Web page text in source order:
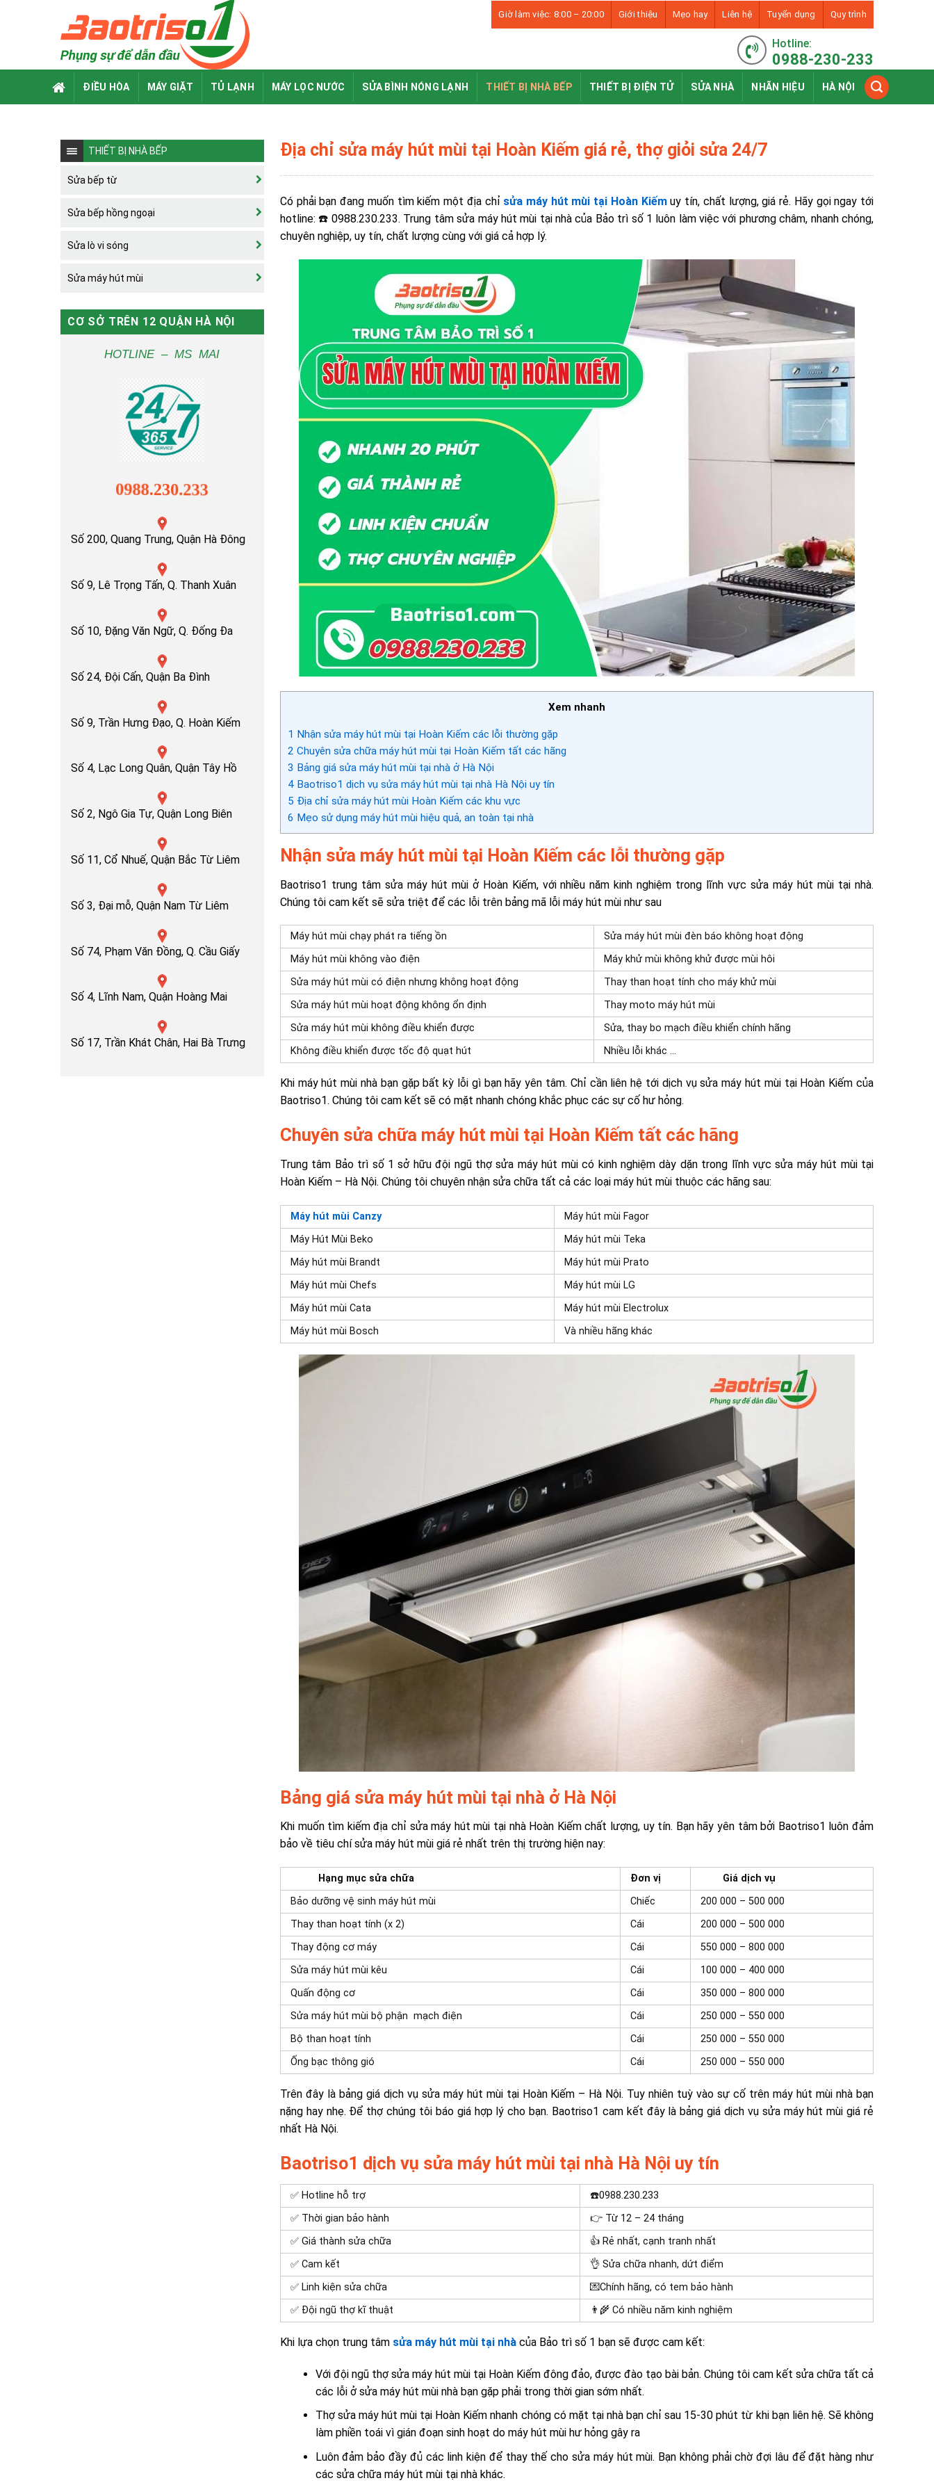
Giờ làm việc: 8:00 – 20:00 Giới thiệu Mẹo hay Liên hệ Tuyển dụng Quy trình
Hotline:
0988-230-233
ĐIỀU HÒA MÁY GIẶT TỦ LẠNH MÁY LỌC NƯỚC SỬA BÌNH NÓNG LẠNH THIẾT BỊ NHÀ BẾP THIẾT BỊ ĐIỆN TỬ SỬA NHÀ NHÃN HIỆU HÀ NỘI
THIẾT BỊ NHÀ BẾP
Sửa bếp từ
Sửa bếp hồng ngoại
Sửa lò vi sóng
Sửa máy hút mùi
CƠ SỞ TRÊN 12 QUẬN HÀ NỘI
HOTLINE – MS MAI
0988.230.233
Số 200, Quang Trung, Quận Hà Đông
Số 9, Lê Trọng Tấn, Q. Thanh Xuân
Số 10, Đặng Văn Ngữ, Q. Đống Đa
Số 24, Đội Cấn, Quận Ba Đình
Số 9, Trần Hưng Đạo, Q. Hoàn Kiếm
Số 4, Lạc Long Quân, Quận Tây Hồ
Số 2, Ngô Gia Tự, Quận Long Biên
Số 11, Cổ Nhuế, Quận Bắc Từ Liêm
Số 3, Đại mỗ, Quận Nam Từ Liêm
Số 74, Phạm Văn Đồng, Q. Cầu Giấy
Số 4, Lĩnh Nam, Quận Hoàng Mai
Số 17, Trần Khát Chân, Hai Bà Trưng
Địa chỉ sửa máy hút mùi tại Hoàn Kiếm giá rẻ, thợ giỏi sửa 24/7
Có phải bạn đang muốn tìm kiếm một địa chỉ sửa máy hút mùi tại Hoàn Kiếmuy tín, chất lượng, giá rẻ. Hãy gọi ngay tới
hotline: ☎️ 0988.230.233. Trung tâm sửa máy hút mùi tại nhà của Bảo trì số 1 luôn làm việc với phương châm, nhanh chóng,
chuyên nghiệp, uy tín, chất lượng cùng với giá cả hợp lý.
Xem nhanh
1 Nhận sửa máy hút mùi tại Hoàn Kiếm các lỗi thường gặp
2 Chuyên sửa chữa máy hút mùi tại Hoàn Kiếm tất các hãng
3 Bảng giá sửa máy hút mùi tại nhà ở Hà Nội
4Baotriso1 dịch vụ sửa máy hút mùi tại nhà Hà Nội uy tín
5 Địa chỉ sửa máy hút mùi Hoàn Kiếm các khu vực
6 Mẹo sử dụng máy hút mùi hiệu quả, an toàn tại nhà
Nhận sửa máy hút mùi tại Hoàn Kiếm các lỗi thường gặp
Baotriso1 trung tâm sửa máy hút mùi ở Hoàn Kiếm, với nhiều năm kinh nghiệm trong lĩnh vực sửa máy hút mùi tại nhà.
Chúng tôi cam kết sẽ sửa triệt để các lỗi trên bảng mã lỗi máy hút mùi như sau
Máy hút mùi chạy phát ra tiếng ồn
Sửa máy hút mùi đèn báo không hoạt động
Máy hút mùi không vào điện
Máy khử mùi không khử được mùi hôi
Sửa máy hút mùi có điện nhưng không hoạt động
Thay than hoạt tính cho máy khử mùi
Sửa máy hút mùi hoạt động không ổn định
Thay moto máy hút mùi
Sửa máy hút mùi không điều khiển được
Sửa, thay bo mạch điều khiển chính hãng
Không điều khiển được tốc độ quạt hút
Nhiều lỗi khác …
Khi máy hút mùi nhà bạn gặp bất kỳ lỗi gì bạn hãy yên tâm. Chỉ cần liên hệ tới dịch vụ sửa máy hút mùi tại Hoàn Kiếm của
Baotriso1. Chúng tôi cam kết sẽ có mặt nhanh chóng khắc phục các sự cố hư hỏng.
Chuyên sửa chữa máy hút mùi tại Hoàn Kiếm tất các hãng
Trung tâm Bảo trì số 1 sở hữu đội ngũ thợsửa máy hút mùicó kinh nghiệm dày dặn trong lĩnh vực sửa máy hút mùi tại
Hoàn Kiếm– Hà Nội. Chúng tôi chuyên nhận sửa chữa tất cả các loạimáy hút mùi thuộc các hãng sau:
Máy hút mùi Canzy
Máy hút mùi Fagor
Máy Hút Mùi Beko
Máy hút mùi Teka
Máy hút mùi Brandt
Máy hút mùi Prato
Máy hút mùi Chefs
Máy hút mùi LG
Máy hút mùi Cata
Máy hút mùi Electrolux
Máy hút mùi Bosch
Và nhiều hãng khác
Bảng giá sửa máy hút mùi tại nhà ở Hà Nội
Khi muốn tìm kiếm địa chỉ sửa máy hút mùi tại nhà Hoàn Kiếm chất lượng, uy tín. Bạn hãy yên tâm bởi Baotriso1 luôn đảm
bảo về tiêu chí sửa máy hút mùi giá rẻ nhất trên thị trường hiện nay:
Hạng mục sửa chữa Đơn vị
Giá dịch vụ
Bảo dưỡng vệ sinh máy hút mùi
Chiếc
200 000 – 500 000
Thay than hoạt tính (x 2)
Cái
200 000 – 500 000
Thay động cơ máy
Cái
550 000 – 800 000
Sửa máy hút mùi kêu
Cái
100 000 – 400 000
Quấn động cơ
Cái
350 000 – 800 000
Sửa máy hút mùi bộ phận mạch điện
Cái
250 000 – 550 000
Bộ than hoạt tính
Cái
250 000 – 550 000
Ống bạc thông gió
Cái 250 000 – 550 000
Trên đây là bảng giá dịch vụ sửa máy hút mùi tại Hoàn Kiếm – Hà Nội. Tuy nhiên tuỳ vào sự cố trên máy hút mùi nhà bạn
nặng hay nhẹ. Để thợ chúng tôi báo giá hợp lý cho bạn. Baotriso1 cam kết đây là bảng giá dịch vụ sửa máy hút mùi giá rẻ
nhất Hà Nội.
Baotriso1 dịch vụ sửa máy hút mùi tại nhà Hà Nội uy tín
✅ Hotline hỗ trợ
☎️0988.230.233
✅ Thời gian bảo hành
👉 Từ 12 – 24 tháng
✅ Giá thành sửa chữa
👍 Rẻ nhất, cạnh tranh nhất
✅ Cam kết
👌 Sửa chữa nhanh, dứt điểm
✅ Linh kiện sửa chữa
💌Chính hãng, có tem bảo hành
✅ Đội ngũ thợ kĩ thuật
👨‍🌾 Có nhiều năm kinh nghiệm
Khi lựa chọn trung tâm sửa máy hút mùi tại nhàcủa Bảo trì số 1 bạn sẽ được cam kết:
Với đội ngũ thợ sửa máy hút mùi tại Hoàn Kiếm đông đảo, được đào tạo bài bản. Chúng tôi cam kết sửa chữa tất cả
các lỗi ở sửa máy hút mùi nhà bạn gặp phải trong thời gian sớm nhất.
Thợ sửa máy hút mùi tại Hoàn Kiếmnhanh chóng có mặt tại nhà bạn chỉ sau 15-30 phút từ khi bạn liên hệ. Sẽ không
làm phiền toái vì gián đoạn sinh hoạt do máy hút mùi hư hỏng gây ra
Luôn đảm bảo đầy đủ các linh kiện để thay thế cho sửa máy hút mùi. Bạn không phải chờ đợi lâu để đặt hàng như
các sửa chữa máy hút mùi tại nhà khác.